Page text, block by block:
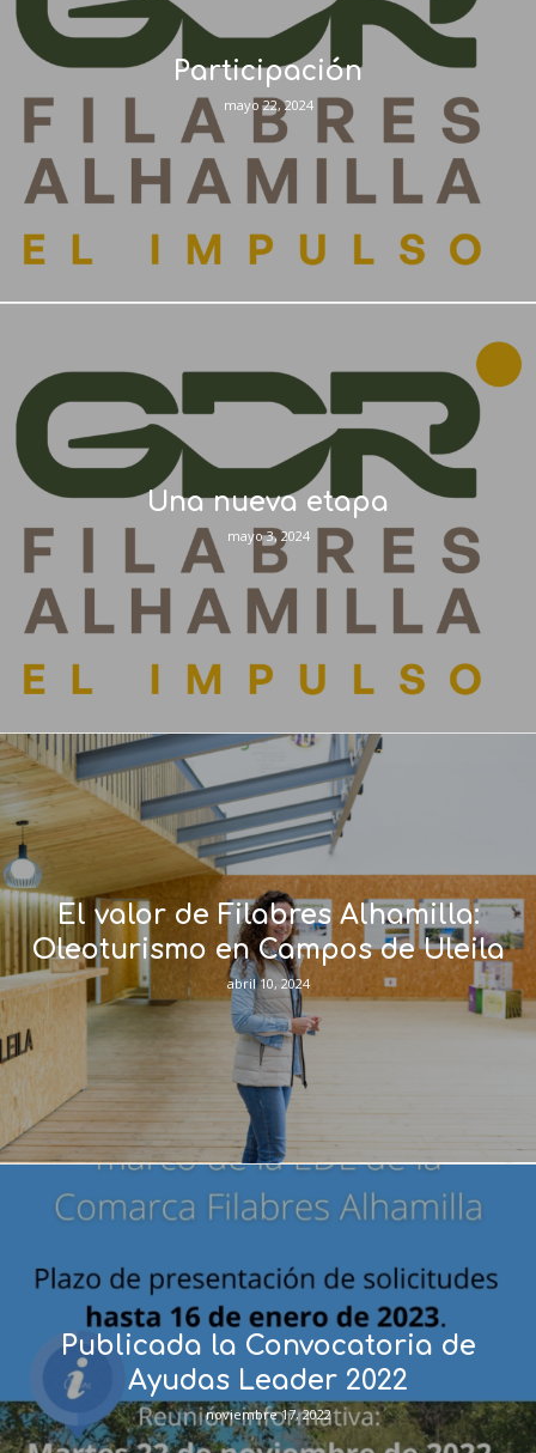
Participación
mayo 22, 2024
Una nueva etapa
mayo 3, 2024
El valor de Filabres Alhamilla:
Oleoturismo en Campos de Uleila
abril 10, 2024
Publicada la Convocatoria de
Ayudas Leader 2022
noviembre 17, 2022